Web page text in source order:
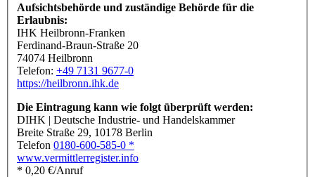
Aufsichtsbehörde und zuständige Behörde für die
Erlaubnis:
IHK Heilbronn-Franken
Ferdinand-Braun-Straße 20
74074 Heilbronn
Telefon: +49 7131 9677-0
https://heilbronn.ihk.de
Die Eintragung kann wie folgt überprüft werden:
DIHK | Deutsche Industrie- und Handelskammer
Breite Straße 29, 10178 Berlin
Telefon 0180-600-585-0 *
www.vermittlerregister.info
* 0,20 €/Anruf